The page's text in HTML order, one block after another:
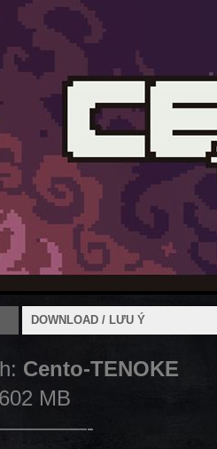
DOWNLOAD / LƯU Ý
Cento-TENOKE
MB